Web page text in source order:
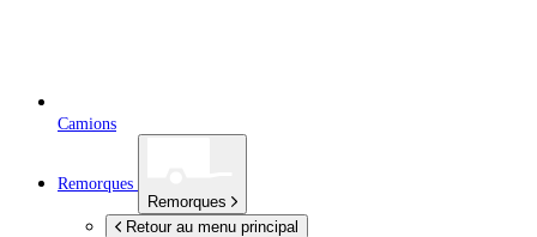
Camions
Remorques
Remorques
Retour au menu principal